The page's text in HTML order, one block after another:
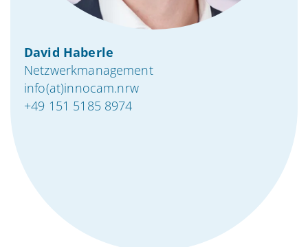
David Haberle
Netzwerkmanagement
info(at)innocam.nrw
+49 151 5185 8974